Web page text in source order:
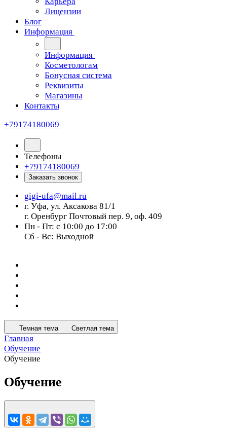
Лицензии
Блог
Информация
Информация
Косметологам
Бонусная система
Реквизиты
Магазины
Контакты
+79174180069
Телефоны
+79174180069
Заказать звонок
gigi-ufa@mail.ru
г. Уфа, ул. Аксакова 81/1
г. Оренбург Почтовый пер. 9, оф. 409
Пн - Пт: с 10:00 до 17:00
Сб - Вс: Выходной
Темная тема Светлая тема
Главная
Обучение
Обучение
Обучение